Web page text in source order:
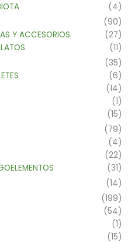
(4)
(90)
Y ACCESORIOS
(27)
(11)
(35)
(6)
(14)
(1)
(15)
(79)
(4)
(22)
(31)
(14)
(199)
(54)
(1)
(15)